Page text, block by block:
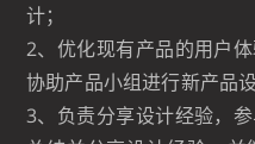
计；
2、优化现有产品的用户
协助产品小组进行新产品
3、负责分享设计经验，